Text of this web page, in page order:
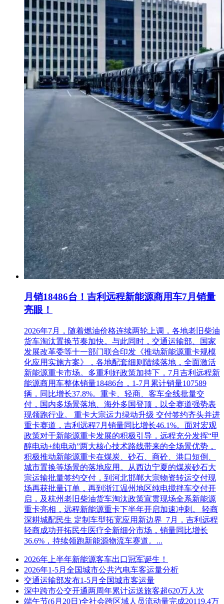
月销18486台！吉利远程新能源商用车7月销量
亮眼！
2026年7月，随着燃油价格连续两轮上调，各地老旧柴油
货车淘汰置换节奏加快。与此同时，交通运输部、国家
发展改革委等十一部门联合印发《推动新能源重卡规模
化应用实施方案》，各地配套细则陆续落地，全面激活
新能源重卡市场。多重利好政策加持下，7月吉利远程新
能源商用车整体销量18486台，1-7月累计销量107589
辆，同比增长37.8%。重卡、轻商、客车全线批量交
付，国内多场景落地、海外多国登顶，以全赛道强势表
现领跑行业。 重卡大宗运力绿动升级 交付签约齐头并进
重卡赛道，吉利远程7月销量同比增长46.1%。面对宏观
政策对于新能源重卡发展的积极引导，远程充分发挥“甲
醇电动+纯电动”两大核心技术路线带来的全场景优势，
积极推动新能源重卡在煤炭、砂石、商砼、港口短倒、
城市置换等场景的落地应用。从西边宁夏的煤炭砂石大
宗运输批量签约交付，到河北邯郸大宗物资转运交付现
场再获批量订单，再到浙江温州地区纯电搅拌车交付开
启，及杭州老旧柴油货车淘汰政策宣贯现场全系新能源
重卡亮相，远程新能源重卡下半年开启加速冲刺。 轻商
深耕城配民生 定制车型拓宽应用新边界 7月，吉利远程
轻商成功开拓民生医疗全新细分市场，销量同比增长
36.6%，持续领跑新能源物流车赛道。...
2026年上半年新能源客车出口冠军诞生！
2026年1-5月全国城市公共汽电车客运量分析
交通运输部发布1-5月全国城市客运量
深中跨市公交开通两周年累计运送旅客超620万人次
端午节(6月20日)全社会跨区域人员流动量完成20119.4万